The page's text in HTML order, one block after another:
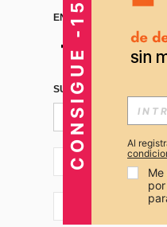
ENCUÉNTRANOS EN
SUSCRÍBETE PARA
PE + 51
CONSIGUE -15% Al